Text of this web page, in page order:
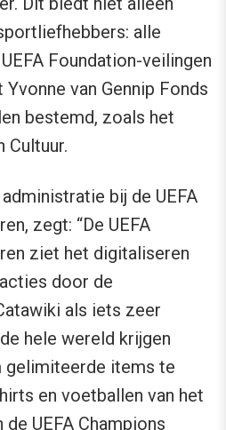
alle
Foundation-veilingen
van Gennip Fonds
bestemd, zoals het
Cultuur.
bij de UEFA
zegt: “De UEFA
ziet het digitaliseren
door de
als iets zeer
hele wereld krijgen
gelimiteerde items te
en voetballen van het
UEFA Champions